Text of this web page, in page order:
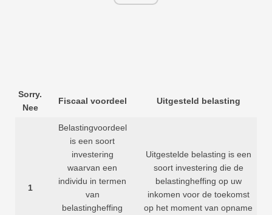
Sorry.
Nee
Fiscaal voordeel Uitgesteld belasting
1
Belastingvoordeel
is een soort
investering
waarvan een
individu in termen
van
belastingheffing
Uitgestelde belasting is een
soort investering die de
belastingheffing op uw
inkomen voor de toekomst
op het moment van opname